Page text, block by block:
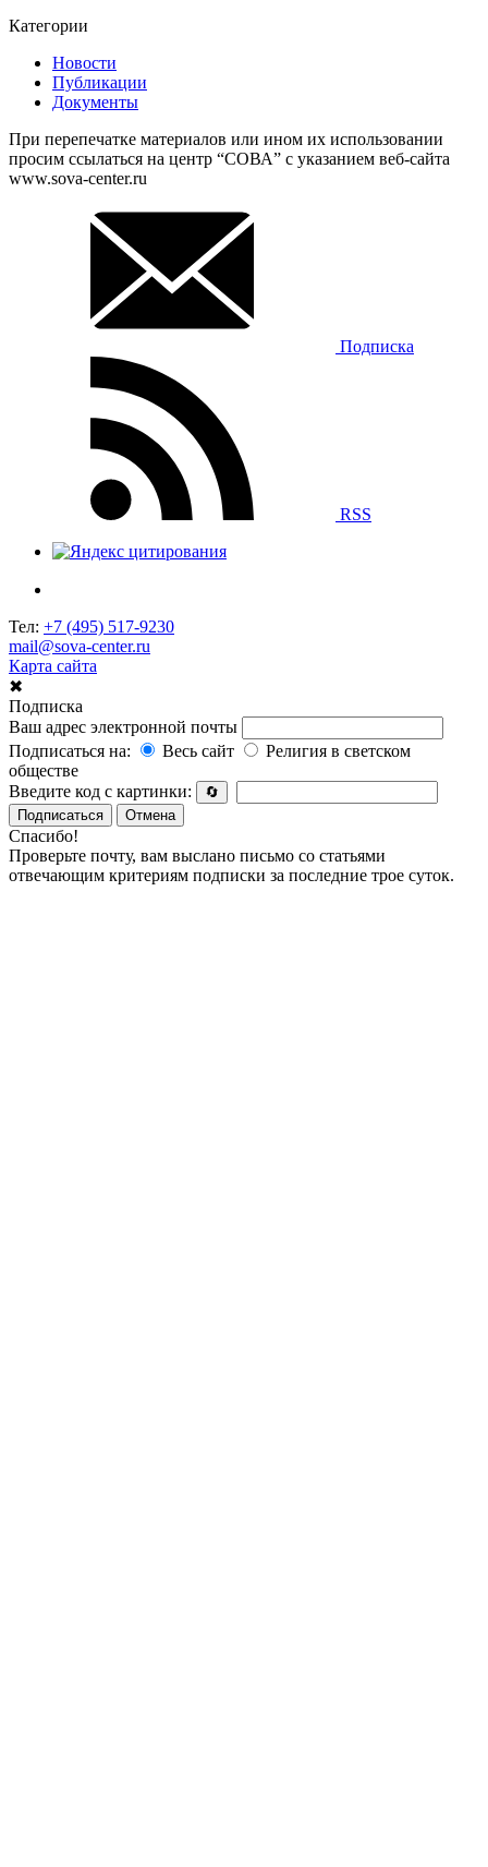
Категории
Новости
Публикации
Документы
При перепечатке материалов или ином их использовании
просим ссылаться на центр “СОВА” с указанием веб-сайта
www.sova-center.ru
Подписка
RSS
Тел: +7 (495) 517-9230
mail@sova-center.ru
Карта сайта
✖
Подписка
Ваш адрес электронной почты
Подписаться на:
Весь сайт
Религия в светском
обществе
Введите код с картинки:
🔄
Подписаться
Отмена
Спасибо!
Проверьте почту, вам выслано письмо со статьями
отвечающим критериям подписки за последние трое суток.